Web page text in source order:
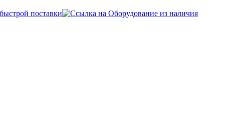
поставки